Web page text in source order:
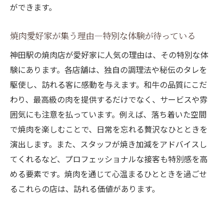
ができます。
焼肉愛好家が集う理由—特別な体験が待っている
神田駅の焼肉店が愛好家に人気の理由は、その特別な体
験にあります。各店舗は、独自の調理法や秘伝のタレを
駆使し、訪れる客に感動を与えます。和牛の品質にこだ
わり、最高級の肉を提供するだけでなく、サービスや雰
囲気にも注意を払っています。例えば、落ち着いた空間
で焼肉を楽しむことで、日常を忘れる贅沢なひとときを
演出します。また、スタッフが焼き加減をアドバイスし
てくれるなど、プロフェッショナルな接客も特別感を高
める要素です。焼肉を通じて心温まるひとときを過ごせ
るこれらの店は、訪れる価値があります。